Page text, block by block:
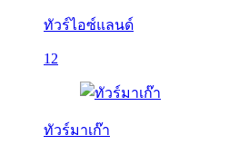
ทัวร์ไอซ์แลนด์
12
ทัวร์มาเก๊า